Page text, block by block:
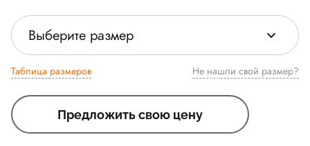
Выберите размер
Таблица размеров Не нашли свой размер?
Предложить свою цену